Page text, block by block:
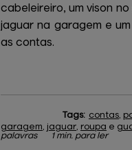
cabeleireiro, um vison
jaguar na garagem e
as contas.
Tags: contas,
garagem, jaguar, roupa e
palavras
1 min. para ler